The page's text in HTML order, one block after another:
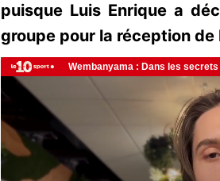
puisque Luis Enrique a
groupe pour la réception de